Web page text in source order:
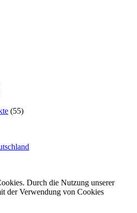
(55)
Durch die Nutzung unserer
der Verwendung von Cookies